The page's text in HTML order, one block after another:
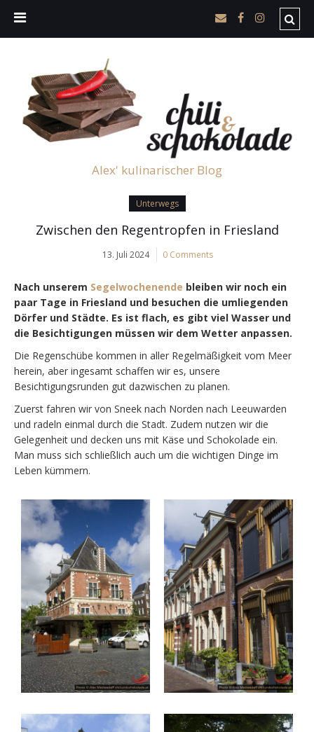
Alex' kulinarischer Blog
Unterwegs
Zwischen den Regentropfen in Friesland
13. Juli 2024 0 Comments
Nach unserem Segelwochenende bleiben wir noch ein
paar Tage in Friesland und besuchen die umliegenden
Dörfer und Städte. Es ist flach, es gibt viel Wasser und
die Besichtigungen müssen wir dem Wetter anpassen.
Die Regenschübe kommen in aller Regelmäßigkeit vom Meer
herein, aber ingesamt schaffen wir es, unsere
Besichtigungsrunden gut dazwischen zu planen.
Zuerst fahren wir von Sneek nach Norden nach Leeuwarden
und radeln einmal durch die Stadt. Zudem nutzen wir die
Gelegenheit und decken uns mit Käse und Schokolade ein.
Man muss sich schließlich auch um die wichtigen Dinge im
Leben kümmern.